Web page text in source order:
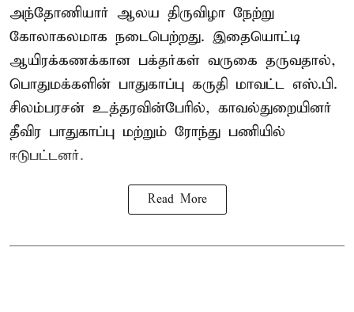
அந்தோணியார் ஆலய திருவிழா நேற்று
கோலாகலமாக நடைபெற்றது. இதையொட்டி
ஆயிரக்கணக்கான பக்தர்கள் வருகை தருவதால்,
பொதுமக்களின் பாதுகாப்பு கருதி மாவட்ட எஸ்.பி.
சிலம்பரசன் உத்தரவின்பேரில், காவல்துறையினர்
தீவிர பாதுகாப்பு மற்றும் ரோந்து பணியில்
ஈடுபட்டனர்.
Read More